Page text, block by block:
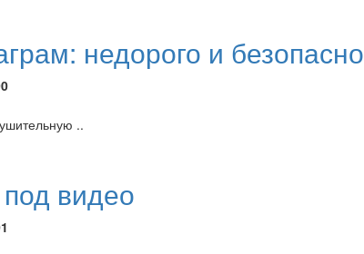
недорого и безопасно
..
под видео